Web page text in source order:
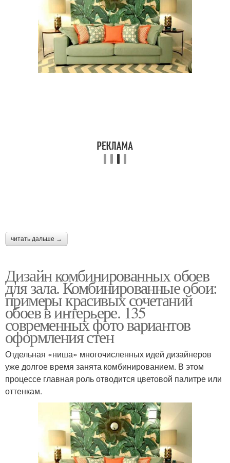
читать дальше →
Дизайн комбинированных обоев
для зала. Комбинированные обои:
примеры красивых сочетаний
обоев в интерьере. 135
современных фото вариантов
оформления стен
Отдельная «ниша» многочисленных идей дизайнеров
уже долгое время занята комбинированием. В этом
процессе главная роль отводится цветовой палитре или
оттенкам.